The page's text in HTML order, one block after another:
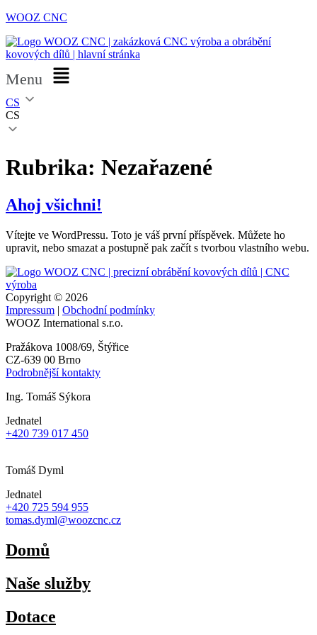
WOOZ CNC
Menu
CS
CS
Rubrika: Nezařazené
Ahoj všichni!
Vítejte ve WordPressu. Toto je váš první příspěvek. Můžete ho
upravit, nebo smazat a postupně pak začít s tvorbou vlastního webu.
Copyright © 2026
Impressum | Obchodní podmínky
WOOZ International s.r.o.
Pražákova 1008/69, Štýřice
CZ-639 00 Brno
Podrobnější kontakty
Ing. Tomáš Sýkora
Jednatel
+420 739 017 450
Tomáš Dyml
Jednatel
+420 725 594 955
tomas.dyml@woozcnc.cz
Domů
Naše služby
Dotace